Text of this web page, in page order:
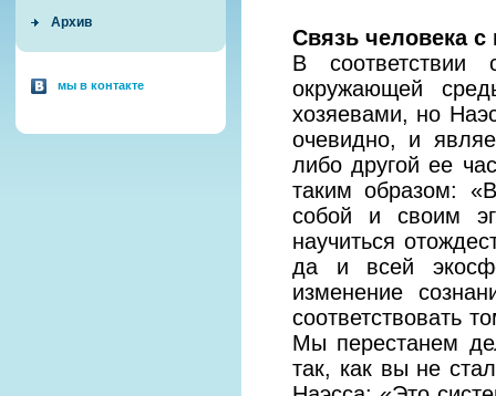
Архив
мы в контакте
Связь человека с
В
окружающей
хозяевами, но
очевидно, и
либо другой ее
таким образом:
собой и своим
научиться
да и всей
изменение
соответствовать
Мы перестанем
так, как вы не